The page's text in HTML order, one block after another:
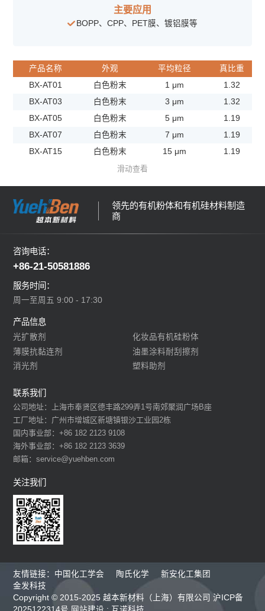
主要应用
BOPP、CPP、PET膜、镀铝膜等
产品名称 外观 平均粒径
真比重
BX-AT01
白色粉末 1 μm
1.32
BX-AT03
白色粉末 3 μm
1.32
BX-AT05
白色粉末 5 μm
1.19
BX-AT07
白色粉末 7 μm
1.19
BX-AT15
白色粉末 15 μm
1.19
滑动查看
领先的有机粉体和有机硅材料制造
商
咨询电话：
+86-21-50581886
服务时间：
周一至周五 9:00 - 17:30
产品信息
光扩散剂
化妆品有机硅粉体
薄膜抗黏连剂
油墨涂料耐刮擦剂
消光剂
塑料助剂
联系我们
公司地址：上海市奉贤区德丰路299弄1号南郊聚润广场B座
工厂地址：广州市增城区新塘镇银沙工业园2栋
国内事业部：+86 182 2123 9108
海外事业部：+86 182 2123 3639
邮箱：service@yuehben.com
关注我们
友情链接： 中国化工学会 陶氏化学
新安化工集团
金发科技
Copyright © 2015-2025 越本新材料（上海）有限公司沪ICP备